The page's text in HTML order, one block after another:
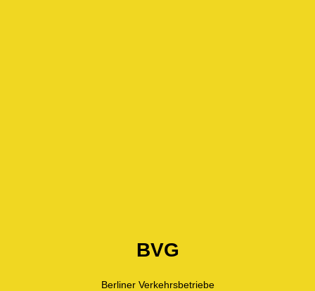
BVG
Berliner Verkehrsbetriebe